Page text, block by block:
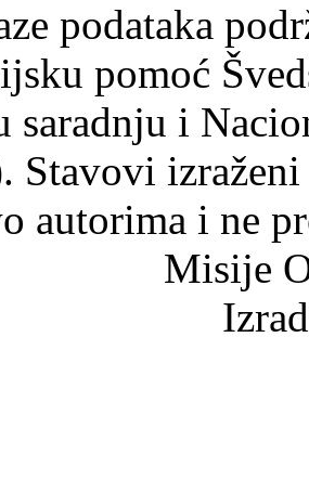
podataka
pomoć
saradnju i
Stavovi
autorima i ne
Misije